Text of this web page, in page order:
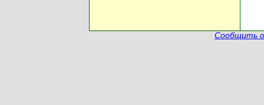
Сообщить о